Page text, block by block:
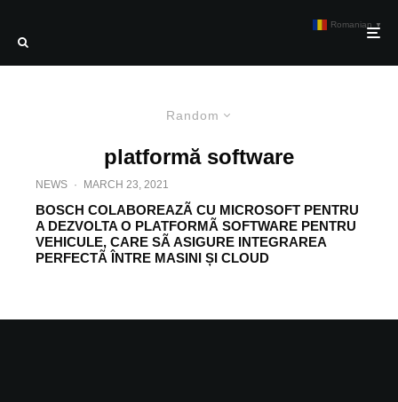
Random
platformă software
NEWS · MARCH 23, 2021
BOSCH COLABOREAZÃ CU MICROSOFT PENTRU
A DEZVOLTA O PLATFORMÃ SOFTWARE PENTRU
VEHICULE, CARE SÃ ASIGURE INTEGRAREA
PERFECTÃ ÎNTRE MASINI ȘI CLOUD
Romanian ▼